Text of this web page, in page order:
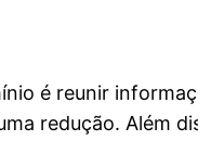
é reunir
redução. Além